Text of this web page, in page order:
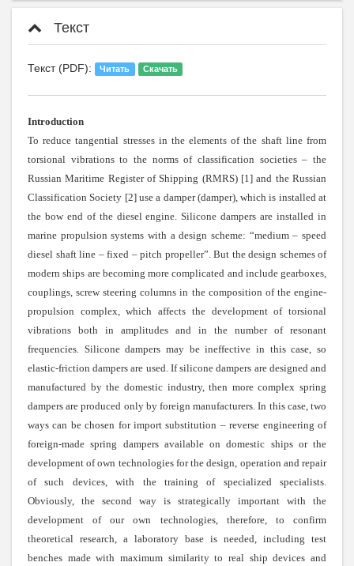
Текст
Текст (PDF): Читать Скачать
Introduction
To reduce tangential stresses in the elements of the shaft line from
torsional vibrations to the norms of classification societies – the
Russian Maritime Register of Shipping (RMRS) [1] and the Russian
Classification Society [2] use a damper (damper), which is installed at
the bow end of the diesel engine. Silicone dampers are installed in
marine propulsion systems with a design scheme: “medium – speed
diesel shaft line – fixed – pitch propeller”. But the design schemes of
modern ships are becoming more complicated and include gearboxes,
couplings, screw steering columns in the composition of the engine-
propulsion complex, which affects the development of torsional
vibrations both in amplitudes and in the number of resonant
frequencies. Silicone dampers may be ineffective in this case, so
elastic-friction dampers are used. If silicone dampers are designed and
manufactured by the domestic industry, then more complex spring
dampers are produced only by foreign manufacturers. In this case, two
ways can be chosen for import substitution – reverse engineering of
foreign-made spring dampers available on domestic ships or the
development of own technologies for the design, operation and repair
of such devices, with the training of specialized specialists.
Obviously, the second way is strategically important with the
development of our own technologies, therefore, to confirm
theoretical research, a laboratory base is needed, including test
benches made with maximum similarity to real ship devices and